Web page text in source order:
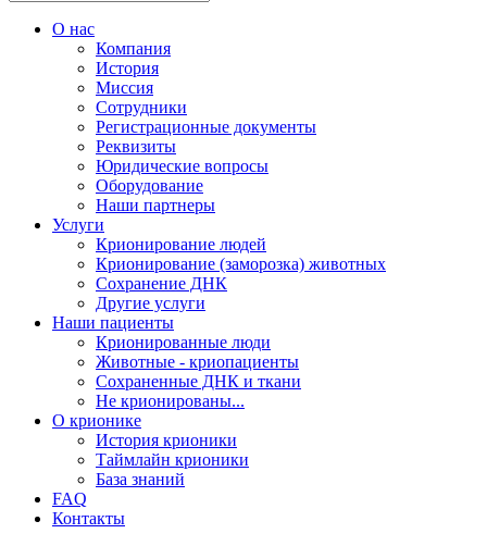
О нас
Компания
История
Миссия
Сотрудники
Регистрационные документы
Реквизиты
Юридические вопросы
Оборудование
Наши партнеры
Услуги
Крионирование людей
Крионирование (заморозка) животных
Сохранение ДНК
Другие услуги
Наши пациенты
Крионированные люди
Животные - криопациенты
Сохраненные ДНК и ткани
Не крионированы...
О крионике
История крионики
Таймлайн крионики
База знаний
FAQ
Контакты